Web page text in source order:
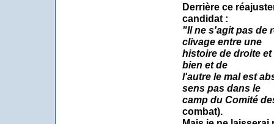
Derrière ce
candidat :
"Il ne s'agit pas de
clivage entre une
histoire de droite
bien et de
l'autre le mal est
sens pas dans le
camp du Comité
combat).